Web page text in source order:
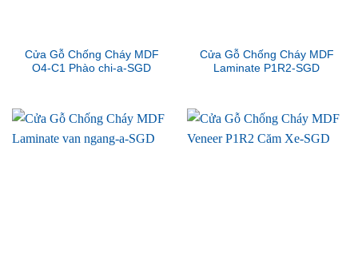
Cửa Gỗ Chống Cháy MDF
O4-C1 Phào chi-a-SGD
Cửa Gỗ Chống Cháy MDF
Laminate P1R2-SGD